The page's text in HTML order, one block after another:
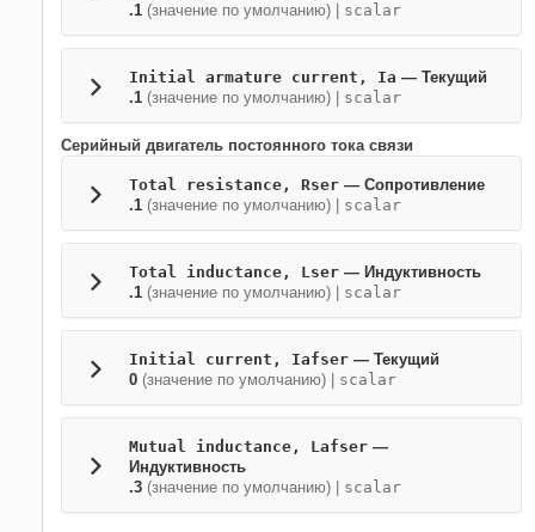
.1 (значение по умолчанию) | scalar
Initial armature current, Ia — Текущий
.1 (значение по умолчанию) | scalar
Серийный двигатель постоянного тока связи
Total resistance, Rser — Сопротивление
.1 (значение по умолчанию) | scalar
Total inductance, Lser — Индуктивность
.1 (значение по умолчанию) | scalar
Initial current, Iafser — Текущий
0 (значение по умолчанию) | scalar
Mutual inductance, Lafser —
Индуктивность
.3 (значение по умолчанию) | scalar